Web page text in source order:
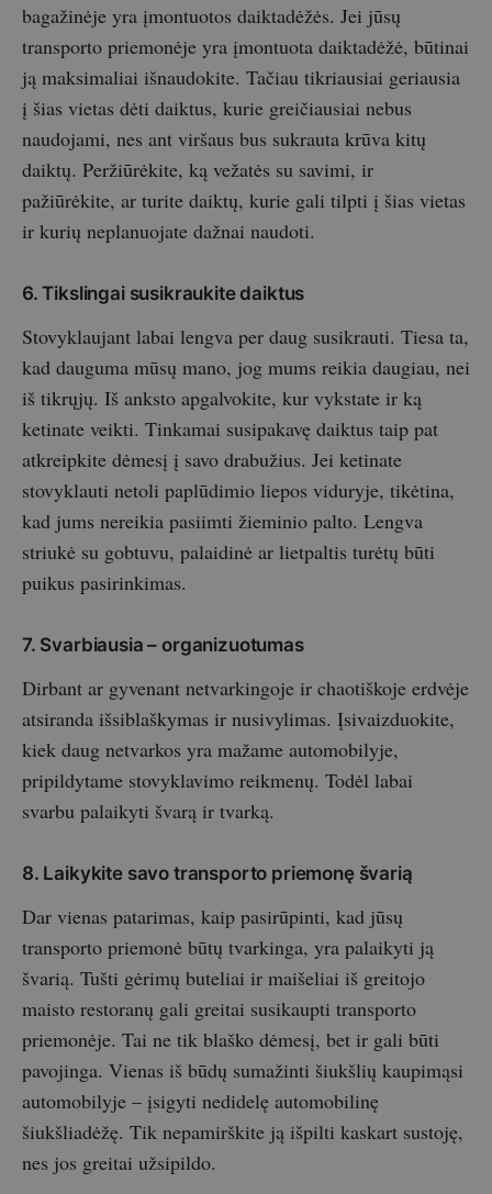
bagažinėje yra įmontuotos daiktadėžės. Jei jūsų
transporto priemonėje yra įmontuota daiktadėžė, būtinai
ją maksimaliai išnaudokite. Tačiau tikriausiai geriausia
į šias vietas dėti daiktus, kurie greičiausiai nebus
naudojami, nes ant viršaus bus sukrauta krūva kitų
daiktų. Peržiūrėkite, ką vežatės su savimi, ir
pažiūrėkite, ar turite daiktų, kurie gali tilpti į šias vietas
ir kurių neplanuojate dažnai naudoti.
6. Tikslingai susikraukite daiktus
Stovyklaujant labai lengva per daug susikrauti. Tiesa ta,
kad dauguma mūsų mano, jog mums reikia daugiau, nei
iš tikrųjų. Iš anksto apgalvokite, kur vykstate ir ką
ketinate veikti. Tinkamai susipakavę daiktus taip pat
atkreipkite dėmesį į savo drabužius. Jei ketinate
stovyklauti netoli paplūdimio liepos viduryje, tikėtina,
kad jums nereikia pasiimti žieminio palto. Lengva
striukė su gobtuvu, palaidinė ar lietpaltis turėtų būti
puikus pasirinkimas.
7. Svarbiausia – organizuotumas
Dirbant ar gyvenant netvarkingoje ir chaotiškoje erdvėje
atsiranda išsiblaškymas ir nusivylimas. Įsivaizduokite,
kiek daug netvarkos yra mažame automobilyje,
pripildytame stovyklavimo reikmenų. Todėl labai
svarbu palaikyti švarą ir tvarką.
8. Laikykite savo transporto priemonę švarią
Dar vienas patarimas, kaip pasirūpinti, kad jūsų
transporto priemonė būtų tvarkinga, yra palaikyti ją
švarią. Tušti gėrimų buteliai ir maišeliai iš greitojo
maisto restoranų gali greitai susikaupti transporto
priemonėje. Tai ne tik blaško dėmesį, bet ir gali būti
pavojinga. Vienas iš būdų sumažinti šiukšlių kaupimąsi
automobilyje – įsigyti nedidelę automobilinę
šiukšliadėžę. Tik nepamirškite ją išpilti kaskart sustoję,
nes jos greitai užsipildo.